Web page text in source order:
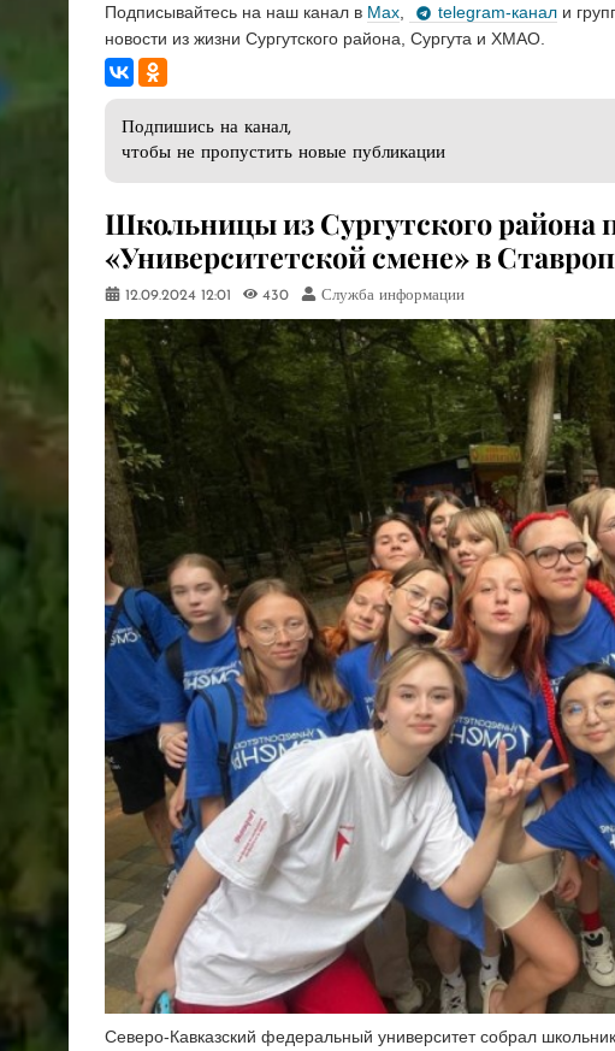
Подписывайтесь на наш канал в Max telegram-канал и
новости из жизни Сургутского района, Сургута и ХМАО.
Подпишись на канал,
чтобы не пропустить новые публикации
Школьницы из Сургутского района
«Университетской смене» в
12.09.2024 12:01 430 Служба информации
Северо-Кавказский федеральный университет собрал